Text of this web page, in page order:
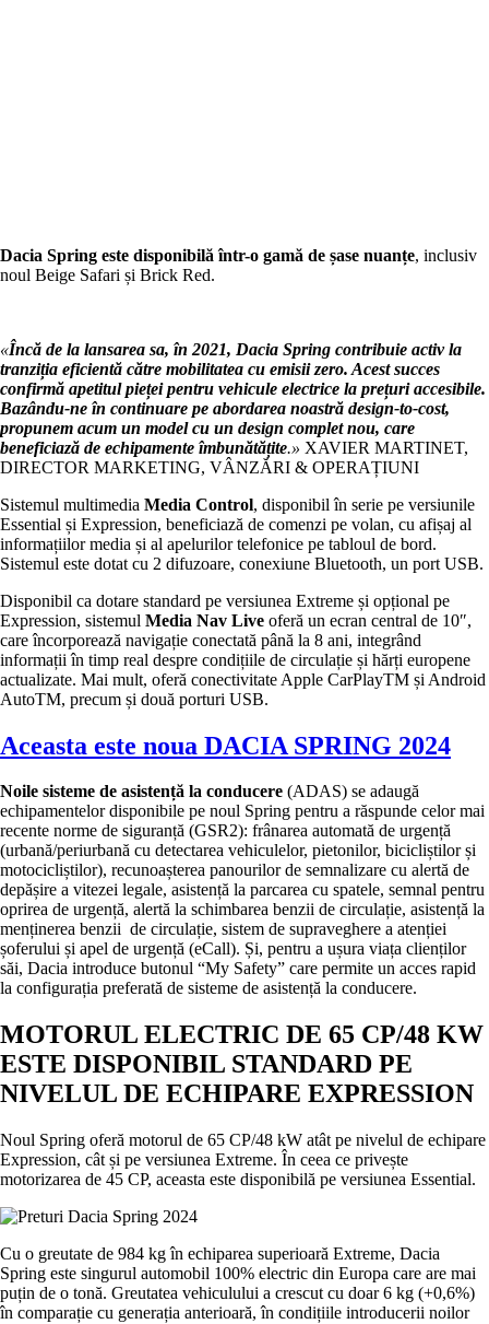
Dacia Spring este disponibilă într-o gamă de șase nuanțe, inclusiv
noul Beige Safari și Brick Red.
«Încă de la lansarea sa, în 2021, Dacia Spring contribuie activ la
tranziția eficientă către mobilitatea cu emisii zero. Acest succes
confirmă apetitul pieței pentru vehicule electrice la prețuri accesibile.
Bazându-ne în continuare pe abordarea noastră design-to-cost,
propunem acum un model cu un design complet nou, care
beneficiază de echipamente îmbunătățite.» XAVIER MARTINET,
DIRECTOR MARKETING, VÂNZĂRI & OPERAȚIUNI
Sistemul multimedia Media Control, disponibil în serie pe versiunile
Essential și Expression, beneficiază de comenzi pe volan, cu afișaj al
informațiilor media și al apelurilor telefonice pe tabloul de bord.
Sistemul este dotat cu 2 difuzoare, conexiune Bluetooth, un port USB.
Disponibil ca dotare standard pe versiunea Extreme și opțional pe
Expression, sistemul Media Nav Live oferă un ecran central de 10″,
care încorporează navigație conectată până la 8 ani, integrând
informații în timp real despre condițiile de circulație și hărți europene
actualizate. Mai mult, oferă conectivitate Apple CarPlayTM și Android
AutoTM, precum și două porturi USB.
Aceasta este noua DACIA SPRING 2024
Noile sisteme de asistență la conducere (ADAS) se adaugă
echipamentelor disponibile pe noul Spring pentru a răspunde celor mai
recente norme de siguranță (GSR2): frânarea automată de urgență
(urbană/periurbană cu detectarea vehiculelor, pietonilor, bicicliștilor și
motocicliștilor), recunoașterea panourilor de semnalizare cu alertă de
depășire a vitezei legale, asistență la parcarea cu spatele, semnal pentru
oprirea de urgență, alertă la schimbarea benzii de circulație, asistență la
menținerea benzii de circulație, sistem de supraveghere a atenției
șoferului și apel de urgență (eCall). Și, pentru a ușura viața clienților
săi, Dacia introduce butonul “My Safety” care permite un acces rapid
la configurația preferată de sisteme de asistență la conducere.
MOTORUL ELECTRIC DE 65 CP/48 KW
ESTE DISPONIBIL STANDARD PE
NIVELUL DE ECHIPARE EXPRESSION
Noul Spring oferă motorul de 65 CP/48 kW atât pe nivelul de echipare
Expression, cât și pe versiunea Extreme. În ceea ce privește
motorizarea de 45 CP, aceasta este disponibilă pe versiunea Essential.
Cu o greutate de 984 kg în echiparea superioară Extreme, Dacia
Spring este singurul automobil 100% electric din Europa care are mai
puțin de o tonă. Greutatea vehiculului a crescut cu doar 6 kg (+0,6%)
în comparație cu generația anterioară, în condițiile introducerii noilor